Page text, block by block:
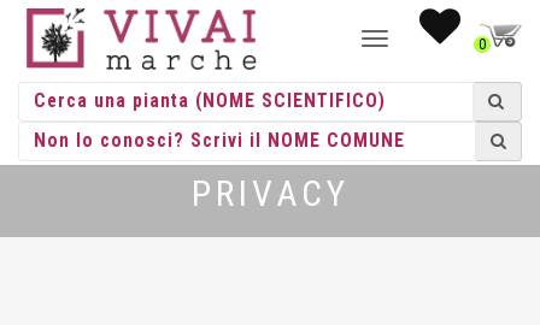
NAVIGAZIONE0
PRIVACY